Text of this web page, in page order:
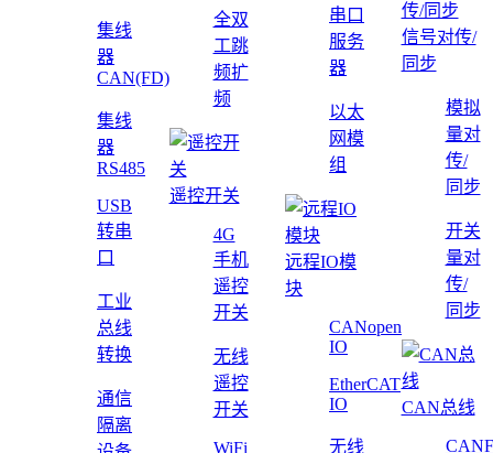
集线
器
CAN(FD)
集线
器
RS485
USB
转串
口
工业
总线
转换
通信
隔离
全双
工跳
频扩
频
遥控开关
4G
手机
遥控
开关
无线
遥控
开关
WiFi
串口
服务
器
以太
网模
组
远程IO模
块
CANopen
IO
EtherCAT
IO
无线
信号对传/
同步
模拟
量对
传/
同步
开关
量对
传/
同步
CAN总线